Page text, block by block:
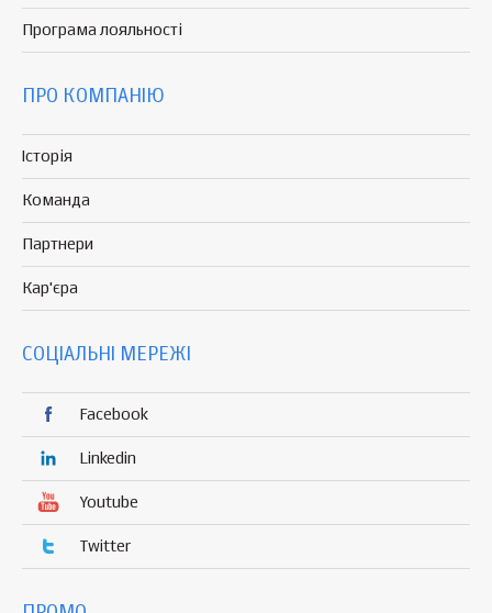
Програма лояльності
ПРО КОМПАНІЮ
Історія
Команда
Партнери
Кар'єра
СОЦІАЛЬНІ МЕРЕЖІ
Facebook
Linkedin
Youtube
Twitter